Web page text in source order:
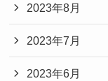
2023年8月
2023年7月
2023年6月